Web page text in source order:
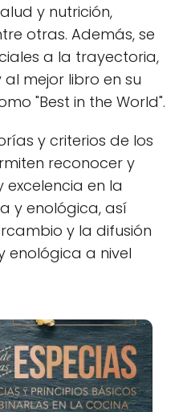
y nutrición,
otras. Además, se
a la trayectoria,
mejor libro en su
"Best in the World".
y criterios de los
reconocer y
en la
y enológica, así
y la difusión
enológica a nivel